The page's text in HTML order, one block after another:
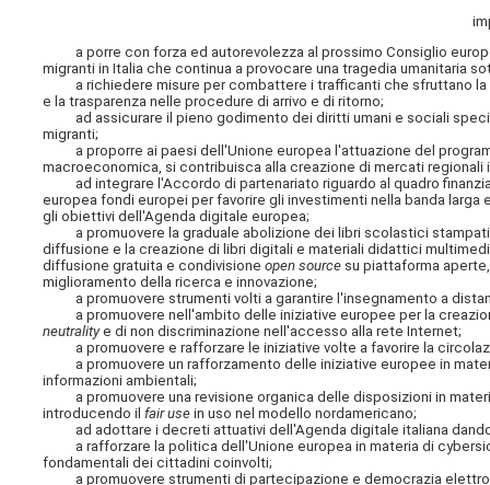
a porre con forza ed autorevolezza al prossimo Consiglio
migranti in Italia che continua a provocare una tragedia umanitaria
a richiedere misure per combattere i trafficanti che sfruttano la
e la trasparenza nelle procedure di arrivo e di ritorno;
ad assicurare il pieno godimento dei diritti umani e sociali
migranti;
a proporre ai paesi dell'Unione europea l'attuazione del
macroeconomica, si contribuisca alla creazione di mercati regionali
ad integrare l'Accordo di partenariato riguardo al quadro
europea fondi europei per favorire gli investimenti nella banda
gli obiettivi dell'Agenda digitale europea;
a promuovere la graduale abolizione dei libri scolastici
diffusione e la creazione di libri digitali e materiali didattici
diffusione gratuita e condivisioneopen source su piattaforma
miglioramento della ricerca e innovazione;
a promuovere strumenti volti a garantire l'insegnamento a
a promuovere nell'ambito delle iniziative europee per la
neutralitye di non discriminazione nell'accesso alla rete Internet;
a promuovere e rafforzare le iniziative volte a favorire la
a promuovere un rafforzamento delle iniziative europee in
informazioni ambientali;
a promuovere una revisione organica delle disposizioni in
introducendo ilfair use in uso nel modello nordamericano;
ad adottare i decreti attuativi dell'Agenda digitale italiana dando
a rafforzare la politica dell'Unione europea in materia di
fondamentali dei cittadini coinvolti;
a promuovere strumenti di partecipazione e democrazia